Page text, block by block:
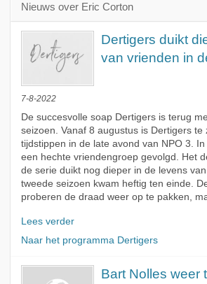
Nieuws over Eric Corton
Dertigers duikt
van vrienden in
7-8-2022
De succesvolle soap Dertigers is terug
seizoen. Vanaf 8 augustus is Dertigers te
tijdstippen in de late avond van NPO 3.
een hechte vriendengroep gevolgd. Het
de serie duikt nog dieper in de levens
tweede seizoen kwam heftig ten einde.
proberen de draad weer op te pakken,
Lees verder
Naar het programma Dertigers
Bart Nolles weer